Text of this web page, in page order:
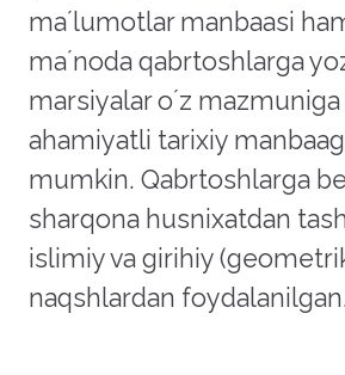
maʼlumotlar manbaasi
maʼnoda qabrtoshlarga
marsiyalar oʼz mazmuniga
ahamiyatli tarixiy
mumkin. Qabrtoshlarga
sharqona husnixatdan
islimiy va girihiy
naqshlardan